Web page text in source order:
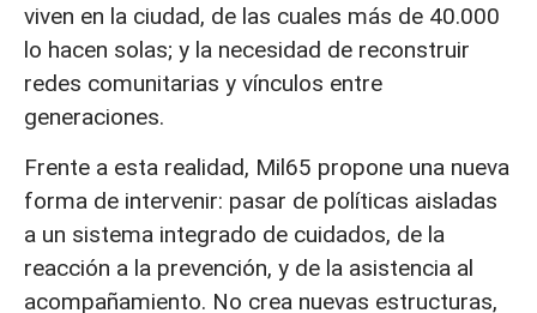
viven en la ciudad, de las cuales más de 40.000
lo hacen solas; y la necesidad de reconstruir
redes comunitarias y vínculos entre
generaciones.
Frente a esta realidad, Mil65 propone una nueva
forma de intervenir: pasar de políticas aisladas
a un sistema integrado de cuidados, de la
reacción a la prevención, y de la asistencia al
acompañamiento. No crea nuevas estructuras,